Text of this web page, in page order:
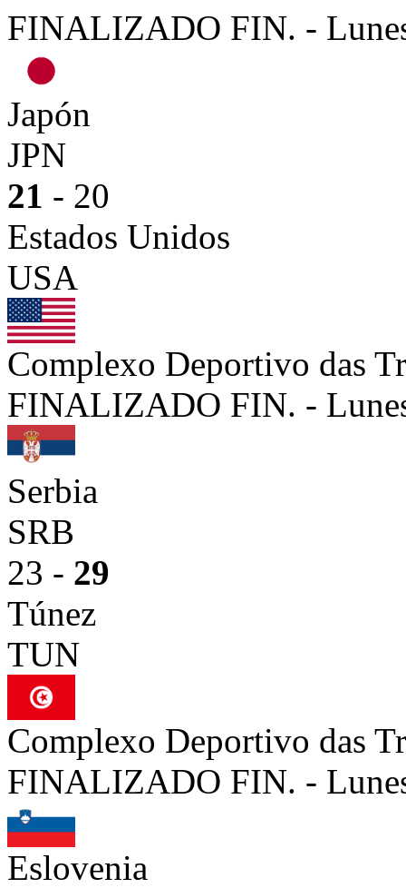
FINALIZADO FIN. -
Japón
JPN
21 - 20
Estados Unidos
USA
Complexo Deportivo das
FINALIZADO FIN. -
Serbia
SRB
23 - 29
Túnez
TUN
Complexo Deportivo das
FINALIZADO FIN. -
Eslovenia